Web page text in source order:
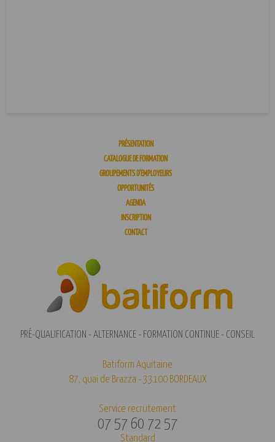
PRÉSENTATION
CATALOGUE DE FORMATION
GROUPEMENTS D’EMPLOYEURS
OPPORTUNITÉS
AGENDA
INSCRIPTION
CONTACT
PRÉ-QUALIFICATION - ALTERNANCE - FORMATION CONTINUE - CONSEIL
Batiform Aquitaine
87, quai de Brazza - 33100 BORDEAUX
Service recrutement
07 57 60 72 57
Standard